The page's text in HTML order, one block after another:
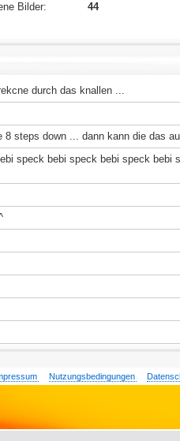
Bilder:
44
durch das knallen ...
8 steps down ... dann kann die das
speck bebi speck bebi speck bebi
Nutzungsbedingungen